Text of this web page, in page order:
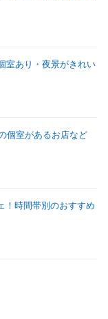
室あり・夜景がきれい
個室があるお店など
！時間帯別のおすすめ